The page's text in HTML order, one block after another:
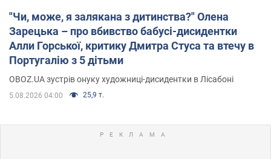
"Чи, може, я залякана з дитинства?" Олена
Зарецька – про вбивство бабусі-дисидентки
Алли Горської, критику Дмитра Стуса та втечу в
Португалію з 5 дітьми
OBOZ.UA зустрів онуку художниці-дисидентки в Лісабоні
5.08.2026 04:00 25,9 т.